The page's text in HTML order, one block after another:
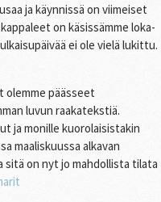
ja käynnissä on viimeiset
on käsissämme loka-
ei ole vielä lukittu.
olemme päässeet
luvun raakatekstiä.
ja monille kuorolaisistakin
maaliskuussa alkavan
on nyt jo mahdollista tilata